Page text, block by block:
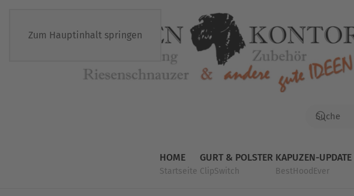
Zum Hauptinhalt springen
HOME
Startseite
GURT & POLSTER
ClipSwitch
KAPUZEN-UPDATE
BestHoodEver